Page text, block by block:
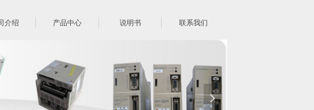
介绍 产品中心 说明书 联系我们
넲